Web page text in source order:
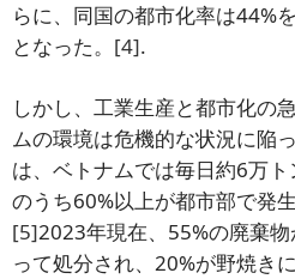
らに、同国の都市化率は44%
となった。 [4].
しかし、工業生産と都市化の
ムの環境は危機的な状況に陥
は、ベトナムでは毎日約6万
のうち60%以上が都市部で発
[5]2023年現在、55%の廃棄
って処分され、20%が野焼き